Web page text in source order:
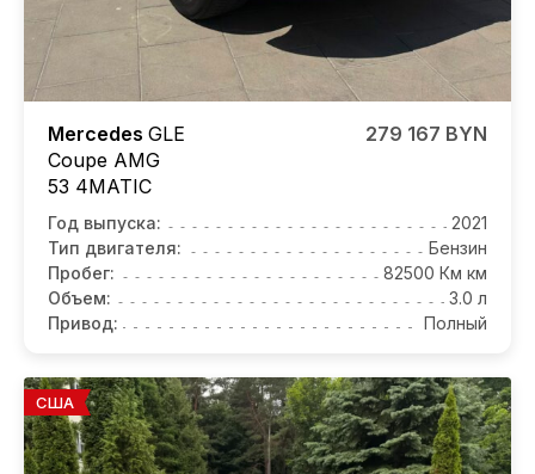
Mercedes GLE
Coupe AMG
53 4MATIC
279 167 BYN
Год выпуска:
2021
Тип двигателя:
Бензин
Пробег:
82500 Км км
Объем:
3.0 л
Привод:
Полный
США